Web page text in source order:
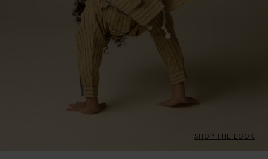
SHOP THE LOOK